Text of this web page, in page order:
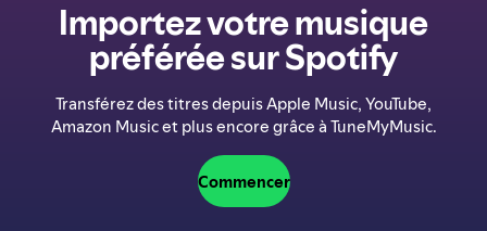
Importez votre musique
préférée sur Spotify
Transférez des titres depuis Apple Music, YouTube,
Amazon Music et plus encore grâce à TuneMyMusic.
Commencer